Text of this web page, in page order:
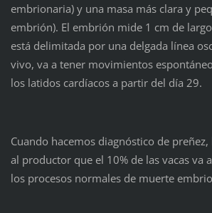
embrionaria) y una masa más clara y
embrión). El embrión mide 1 cm de
está delimitada por una delgada línea
vivo, va a tener movimientos
los latidos cardíacos a partir del día 29.
Cuando hacemos diagnóstico de
al productor que el 10% de las vacas va
los procesos normales de muerte